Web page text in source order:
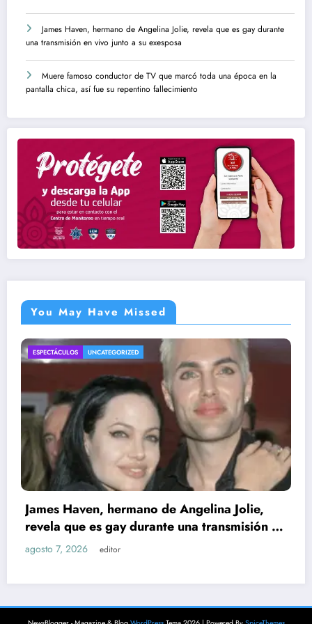
James Haven, hermano de Angelina Jolie, revela que es gay durante
una transmisión en vivo junto a su exesposa
Muere famoso conductor de TV que marcó toda una época en la
pantalla chica, así fue su repentino fallecimiento
You May Have Missed
Jolie,
en
ENTRETENIMIENTO